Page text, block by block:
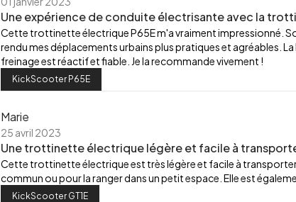
Une expérience de conduite électrisante avec la
Cette trottinette électrique P65E m'a vraiment impressionné.
rendu mes déplacements urbains plus pratiques et agréables.
freinage est réactif et fiable. Je la recommande vivement !
KickScooter P65E
Marie
25 avril 2023
Une trottinette électrique légère et facile à
Cette trottinette électrique est très légère et facile à
commun ou pour la ranger dans un petit espace. Elle est
KickScooter GT1E